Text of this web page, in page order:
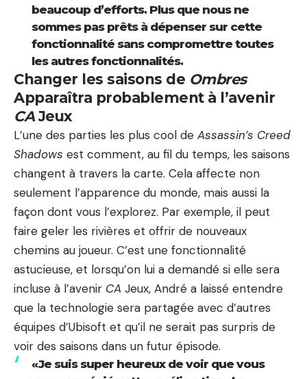
beaucoup d’efforts. Plus que nous ne
sommes pas prêts à dépenser sur cette
fonctionnalité sans compromettre toutes
les autres fonctionnalités.
Changer les saisons de Ombres
Apparaîtra probablement à l’avenir
CAJeux
L’une des parties les plus cool de Assassin’s Creed
Shadows est comment, au fil du temps, les saisons
changent à travers la carte. Cela affecte non
seulement l’apparence du monde, mais aussi la
façon dont vous l’explorez. Par exemple, il peut
faire geler les rivières et offrir de nouveaux
chemins au joueur. C’est une fonctionnalité
astucieuse, et lorsqu’on lui a demandé si elle sera
incluse à l’avenir CA Jeux, André a laissé entendre
que la technologie sera partagée avec d’autres
équipes d’Ubisoft et qu’il ne serait pas surpris de
voir des saisons dans un futur épisode.
«Je suis super heureux de voir que vous